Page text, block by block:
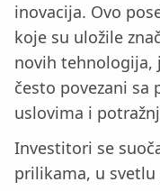
inovacija. Ovo
koje su uložile
novih tehnologija,
često povezani sa
uslovima i
Investitori se
prilikama, u